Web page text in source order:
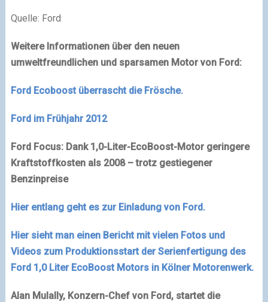
Quelle: Ford
Weitere Informationen über den neuen
umweltfreundlichen und sparsamen Motor von Ford:
Ford Ecoboost überrascht die Frösche.
Ford im Frühjahr 2012
Ford Focus: Dank 1,0-Liter-EcoBoost-Motor geringere
Kraftstoffkosten als 2008 – trotz gestiegener
Benzinpreise
Hier entlang geht es zur Einladung von Ford.
Hier sieht man einen Bericht mit vielen Fotos und
Videos zum Produktionsstart der Serienfertigung des
Ford 1,0 Liter EcoBoost Motors in Kölner Motorenwerk.
Alan Mulally, Konzern-Chef von Ford, startet die